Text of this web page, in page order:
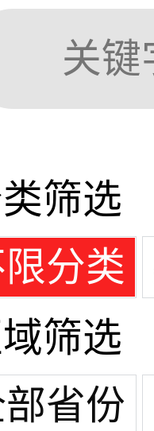
筛选
分类
筛选
省份